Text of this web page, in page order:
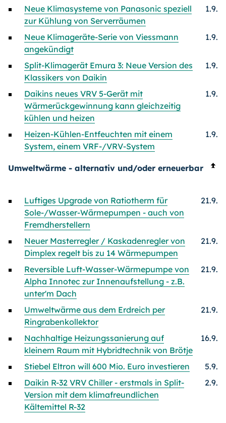
Neue Klimasysteme von Panasonic speziell
zur Kühlung von Serverräumen
1.9.
Neue Klimageräte-Serie von Viessmann
angekündigt
1.9.
Split-Klimagerät Emura 3: Neue Version des
Klassikers von Daikin
1.9.
Daikins neues VRV 5-Gerät mit
Wärmerückgewinnung kann gleichzeitig
kühlen und heizen
1.9.
Heizen-Kühlen-Entfeuchten mit einem
System, einem VRF-/VRV-System
1.9.
Umweltwärme - alternativ und/oder erneuerbar
Luftiges Upgrade von Ratiotherm für
Sole-/Wasser-Wärmepumpen - auch von
Fremdherstellern
21.9.
Neuer Masterregler / Kaskadenregler von
Dimplex regelt bis zu 14 Wärmepumpen
21.9.
Reversible Luft-Wasser-Wärmepumpe von
Alpha Innotec zur Innenaufstellung - z.B.
unter'm Dach
21.9.
Umweltwärme aus dem Erdreich per
Ringrabenkollektor
21.9.
Nachhaltige Heizungssanierung auf
kleinem Raum mit Hybridtechnik von Brötje
16.9.
Stiebel Eltron will 600 Mio. Euro investieren
5.9.
Daikin R-32 VRV Chiller - erstmals in Split-
Version mit dem klimafreundlichen
Kältemittel R-32
2.9.